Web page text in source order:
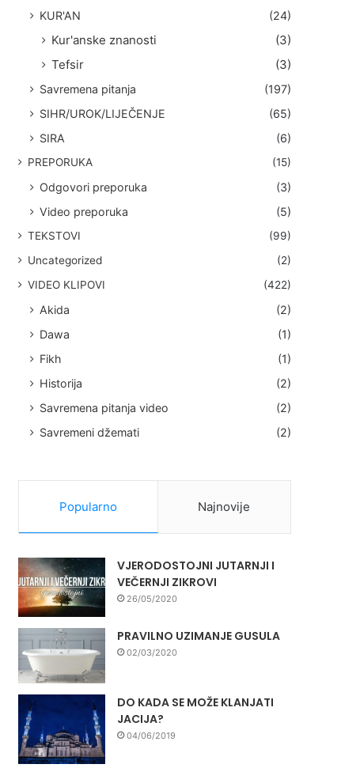
KUR'AN (24)
Kur'anske znanosti
(3)
Tefsir
(3)
Savremena pitanja
(197)
SIHR/UROK/LIJEČENJE
(65)
SIRA
(6)
PREPORUKA (15)
Odgovori preporuka
(3)
Video preporuka
(5)
TEKSTOVI
(99)
Uncategorized
(2)
VIDEO KLIPOVI
(422)
Akida
(2)
Dawa
(1)
Fikh
(1)
Historija
(2)
Savremena pitanja video
(2)
Savremeni džemati
(2)
Popularno Najnovije
VJERODOSTOJNI JUTARNJI I
VEČERNJI ZIKROVI
26/05/2020
PRAVILNO UZIMANJE GUSULA
02/03/2020
DO KADA SE MOŽE KLANJATI
JACIJA?
04/06/2019